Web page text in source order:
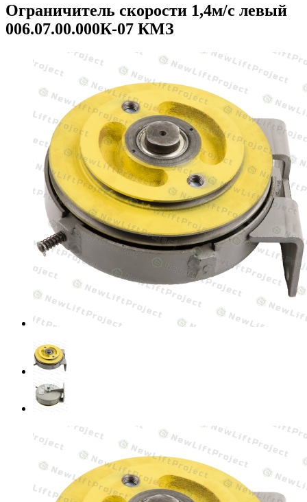
Ограничитель скорости 1,4м/с левый
006.07.00.000К-07 КМЗ